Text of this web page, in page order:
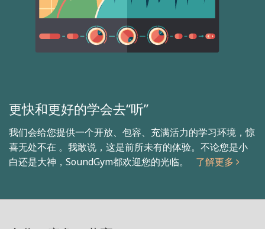
更快和更好的学会去“听”
我们会给您提供一个开放、包容、充满活力的学习环境，惊
喜无处不在 。我敢说，这是前所未有的体验。不论您是小
白还是大神，SoundGym都欢迎您的光临。 了解更多